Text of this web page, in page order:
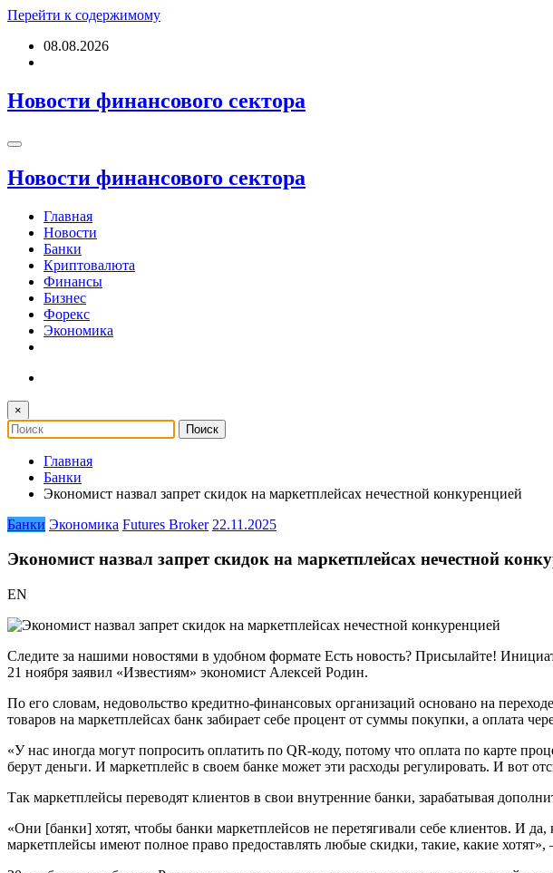
Перейти к содержимому
08.08.2026
Новости финансового сектора
Новости финансового сектора
Главная
Новости
Банки
Криптовалюта
Финансы
Бизнес
Форекс
Экономика
×
Главная
Банки
Экономист назвал запрет скидок на маркетплейсах нечестной конкуренцией
Банки Экономика Futures Broker 22.11.2025
Экономист назвал запрет скидок на маркетплейсах нечестной
EN
Следите за нашими новостями в удобном формате Есть новость? Присылайте!
21 ноября заявил «Известиям» экономист Алексей Родин.
По его словам, недовольство кредитно-финансовых организаций основано на
товаров на маркетплейсах банк забирает себе процент от суммы покупки, а оплата
«У нас иногда могут попросить оплатить по QR-коду, потому что оплата по карте
берут деньги. И маркетплейс в своем банке может эти расходы регулировать. И вот
Так маркетплейсы переводят клиентов в свои внутренние банки, зарабатывая
«Они [банки] хотят, чтобы банки маркетплейсов не перетягивали себе клиентов. И
маркетплейсы имеют полное право предоставлять любые скидки, такие, какие